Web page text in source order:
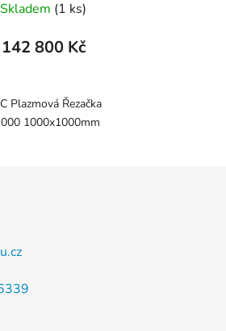
Skladem (1 ks)
142 800 Kč
Plazmová Řezačka
1000x1000mm